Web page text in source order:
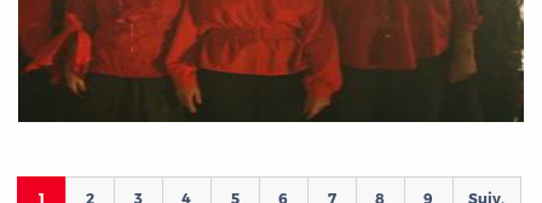
1 2 3 4 5 6 7 8 9 Suiv.